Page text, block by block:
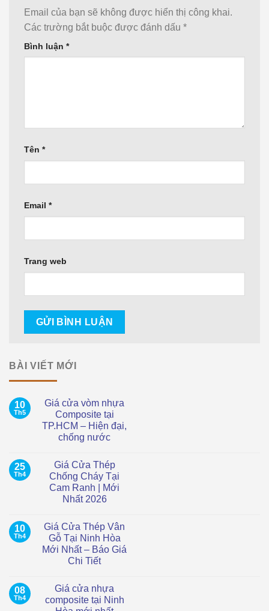
BÀI VIẾT MỚI
10
Th5
Giá cửa vòm nhựa
Composite tại
TP.HCM – Hiện đại,
chống nước
bình
luận
ở
Giá
cửa
vòm
TP.HCM
–
Hiện
đại,
chống
25
Th4
Giá Cửa Thép
Chống Cháy Tại
Cam Ranh | Mới
Nhất 2026
bình
luận
ở
Giá
Cửa
Thép
Tại
Cam
Ranh
10
Th4
Giá Cửa Thép Vân
Gỗ Tại Ninh Hòa
Mới Nhất – Báo Giá
Chi Tiết
bình
luận
ở
08
Th4
Giá cửa nhựa
composite tại Ninh
Email của bạn sẽ không được hiển thị công khai.
Các trường bắt buộc được đánh dấu *
Bình luận *
Tên *
Email *
Trang web